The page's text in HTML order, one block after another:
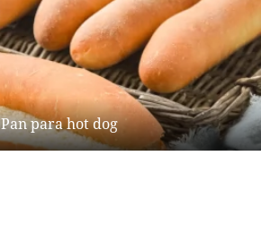
Pan para hot dog